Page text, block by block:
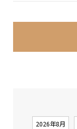
2026年8月